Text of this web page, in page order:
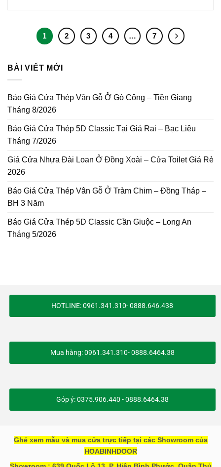
1 2 3 4 … 7
BÀI VIẾT MỚI
Báo Giá Cửa Thép Vân Gỗ Ở Gò Công – Tiền Giang
Tháng 8/2026
Báo Giá Cửa Thép 5D Classic Tại Giá Rai – Bạc Liêu
Tháng 7/2026
Giá Cửa Nhựa Đài Loan Ở Đồng Xoài – Cửa Toilet Giá Rẻ
2026
Báo Giá Cửa Thép Vân Gỗ Ở Tràm Chim – Đồng Tháp –
BH 3 Năm
Báo Giá Cửa Thép 5D Classic Cần Giuộc – Long An
Tháng 5/2026
HOTLINE: 0961.341.310- 0888.646.438
Mua hàng: 0961.341.310- 0888.6464.38
Góp ý: 0375.906.440 - 0888.6464.38
Ghé xem mẫu và mua cửa trực tiếp tại các Showroom của
HOABINHDOOR